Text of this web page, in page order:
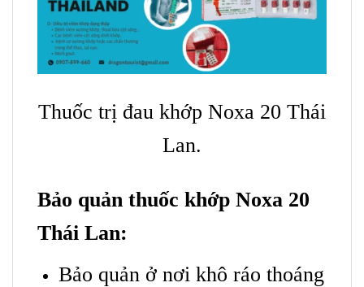
Thuốc trị đau khớp Noxa 20 Thái
Lan.
Bảo quản thuốc khớp Noxa 20
Thái Lan:
Bảo quản ở nơi khô ráo thoáng